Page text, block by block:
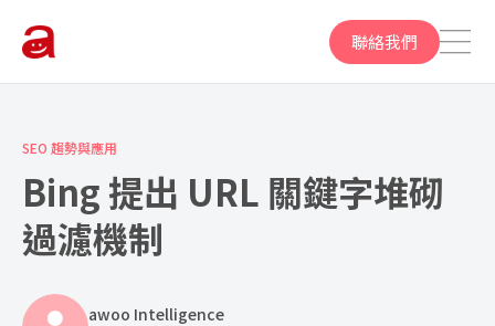
聯絡我們
SEO 趨勢與應用
Bing 提出 URL 關鍵字堆砌
過濾機制
awoo Intelligence